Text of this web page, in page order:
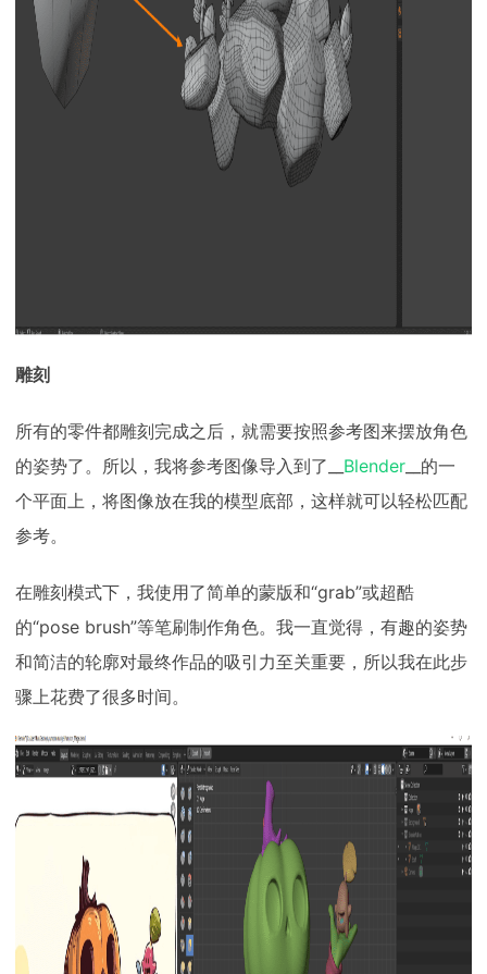
雕刻
所有的零件都雕刻完成之后，就需要按照参考图来摆放角色
的姿势了。所以，我将参考图像导入到了__ Blender __的一
个平面上，将图像放在我的模型底部，这样就可以轻松匹配
参考。
在雕刻模式下，我使用了简单的蒙版和“grab”或超酷
的“pose brush”等笔刷制作角色。我一直觉得，有趣的姿势
和简洁的轮廓对最终作品的吸引力至关重要，所以我在此步
骤上花费了很多时间。